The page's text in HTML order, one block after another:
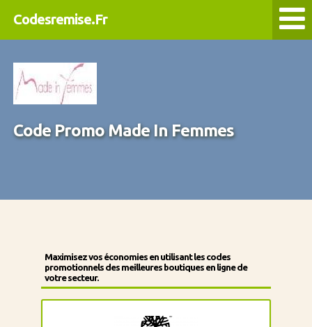
Codesremise.Fr
Code Promo Made In Femmes
Maximisez vos économies en utilisant les codes
promotionnels des meilleures boutiques en ligne de
votre secteur.